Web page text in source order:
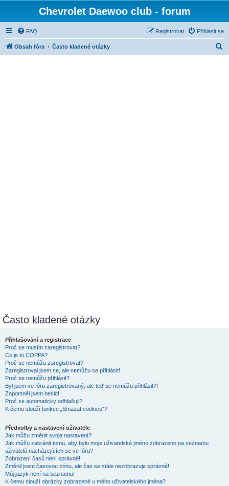
Chevrolet Daewoo club - forum
FAQ Přihlásit se
Registrovat
Obsah fóra Často kladené otázky
Často kladené otázky
Přihlašování a registrace
Proč se musím zaregistrovat?
Co je to COPPA?
Proč se nemůžu zaregistrovat?
Zaregistroval jsem se, ale nemůžu se přihlásit!
Proč se nemůžu přihlásit?
Byl jsem ve fóru zaregistrovaný, ale teď se nemůžu přihlásit?!
Zapomněl jsem heslo!
Proč se automaticky odhlašuji?
K čemu slouží funkce „Smazat cookies“?
Předvolby a nastavení uživatele
Jak můžu změnit svoje nastavení?
Jak můžu zabránit tomu, aby bylo moje uživatelské jméno zobrazeno na seznamu
uživatelů nacházejících se ve fóru?
Zobrazení časů není správné!
Změnil jsem časovou zónu, ale čas se stále nezobrazuje správně!
Můj jazyk není na seznamu!
K čemu slouží obrázky zobrazené u mého uživatelského jména?